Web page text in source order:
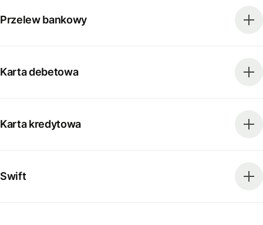
Przelew bankowy
Karta debetowa
Karta kredytowa
Swift